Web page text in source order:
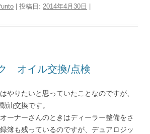
| 投稿日: 2014年4月30日 |
オイル交換/点検
やりたいと思っていたことなのですが、
油交換です。
ーナーさんのときはディーラー整備をさ
簿も残っているのですが、デュアロジッ